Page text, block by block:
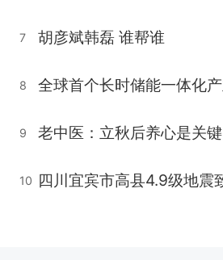
7 胡彦斌韩磊 谁帮谁
8
9 老中医：立秋后养心是关键
10